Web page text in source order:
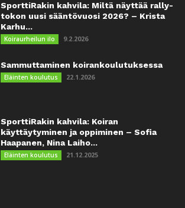
SporttiRakin kahvila: Miltä näyttää rally-
tokon uusi sääntövuosi 2026? – Krista
Karhu...
Koiraurheilun ilo 9.2.2026
Sammuttaminen koirankoulutuksessa
Eläinten koulutus 22.1.2026
SporttiRakin kahvila: Koiran
käyttäytyminen ja oppiminen – Sofia
Haapanen, Nina Laiho...
Eläinten koulutus 21.12.2025